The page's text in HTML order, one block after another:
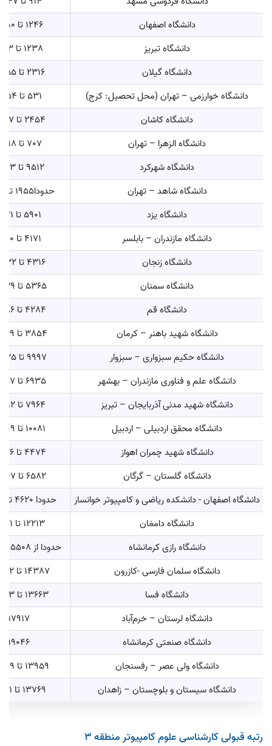
دانشگاه اصفهان
1246 تا 4880
دانشگاه تبریز
1238 تا 4613
دانشگاه گیلان
2316 تا 10555
دانشگاه خوارزمی – تهران (محل تحصیل: کرج)
531 تا 2254
دانشگاه کاشان
2454 تا 5727
دانشگاه الزهرا – تهران
707 تا 2298
دانشگاه شهرکرد
9512 تا 16063
دانشگاه شاهد – تهران
حدودا1955 تا 3452
دانشگاه یزد
5901 تا 9171
دانشگاه مازندران – بابلسر
4171 تا 8210
دانشگاه زنجان
4316 تا 12832
دانشگاه سمنان
5365 تا 21839
دانشگاه قم
4284 تا 14286
دانشگاه شهید باهنر – کرمان
3854 تا 24969
دانشگاه حکیم سبزواری – سبزوار
9997 تا 22635
دانشگاه علم و فناوری مازندران – بهشهر
6935 تا 18657
دانشگاه شهید مدنی آذربایجان – تبریز
7964 تا 13712
دانشگاه محقق اردبیلی – اردبیل
10081 تا 17209
دانشگاه شهید چمران اهواز
4474 تا 12636
دانشگاه گلستان – گرگان
6582 تا 13047
دانشگاه اصفهان - دانشکده ریاضی و کامپیوتر خوانسار
حدودا 4620 تا 12780
دانشگاه دامغان
12213 تا 14121
دانشگاه رازی کرمانشاه
حدودا از 5508 تا 15540
دانشگاه سلمان فارسی -کازرون
14387 تا 22742
دانشگاه فسا
13663 تا 21383
دانشگاه لرستان – خرم‌آباد
17917
دانشگاه صنعتی کرمانشاه
19046
دانشگاه ولی عصر – رفسنجان
13959 تا 27859
دانشگاه سیستان و بلوچستان – زاهدان
13769 تا 27011
رتبه قبولی کارشناسی علوم کامپیوتر منطقه 3